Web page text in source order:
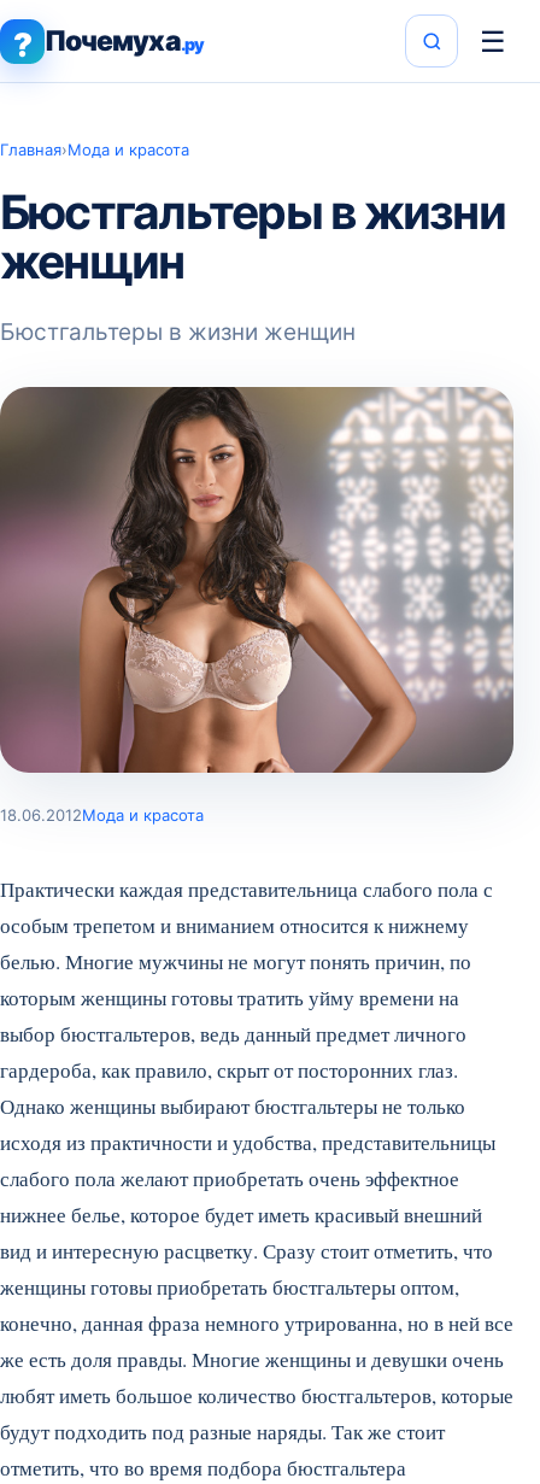
? Почемуха.ру ☰
Главная›Мода и красота
Бюстгальтеры в жизни
женщин
Бюстгальтеры в жизни женщин
18.06.2012Мода и красота
Практически каждая представительница слабого пола с
особым трепетом и вниманием относится к нижнему
белью. Многие мужчины не могут понять причин, по
которым женщины готовы тратить уйму времени на
выбор бюстгальтеров, ведь данный предмет личного
гардероба, как правило, скрыт от посторонних глаз.
Однако женщины выбирают бюстгальтеры не только
исходя из практичности и удобства, представительницы
слабого пола желают приобретать очень эффектное
нижнее белье, которое будет иметь красивый внешний
вид и интересную расцветку. Сразу стоит отметить, что
женщины готовы приобретать бюстгальтеры оптом,
конечно, данная фраза немного утрированна, но в ней все
же есть доля правды. Многие женщины и девушки очень
любят иметь большое количество бюстгальтеров, которые
будут подходить под разные наряды. Так же стоит
отметить, что во время подбора бюстгальтера